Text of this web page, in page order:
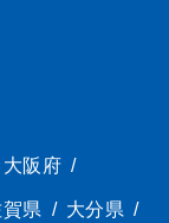
大阪府 /
県 / 大分県 /